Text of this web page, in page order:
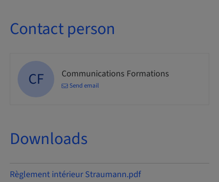
Contact person
CF Communications Formations
Send email
Downloads
Règlement intérieur Straumann.pdf